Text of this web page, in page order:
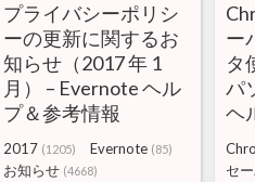
プライバシーポリシ
ーの更新に関するお
知らせ（2017 年 1
月） – Evernote ヘル
プ＆参考情報
2017 (1205) Evernote (85)
お知らせ (4668)
ー
タ
パ
ヘ
セ